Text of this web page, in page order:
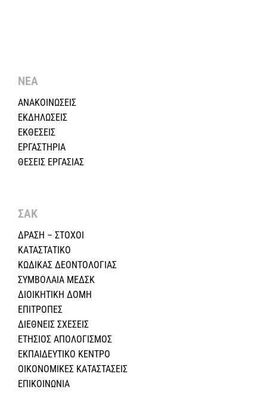
ΝΕΑ
ΑΝΑΚΟΙΝΩΣΕΙΣ
ΕΚΔΗΛΩΣΕΙΣ
ΕΚΘΕΣΕΙΣ
ΕΡΓΑΣΤΗΡΙΑ
ΘΕΣΕΙΣ ΕΡΓΑΣΙΑΣ
ΣΑΚ
ΔΡΑΣΗ – ΣΤΟΧΟΙ
ΚΑΤΑΣΤΑΤΙΚΟ
ΚΩΔΙΚΑΣ ΔΕΟΝΤΟΛΟΓΙΑΣ
ΣΥΜΒΟΛΑΙΑ ΜΕΔΣΚ
ΔΙΟΙΚΗΤΙΚΗ ΔΟΜΗ
ΕΠΙΤΡΟΠΕΣ
ΔΙΕΘΝΕΙΣ ΣΧΕΣEIΣ
ΕΤΗΣΙΟΣ ΑΠΟΛΟΓΙΣΜΟΣ
ΕΚΠΑΙΔΕΥΤΙΚΟ ΚΕΝΤΡΟ
ΟΙΚΟΝΟΜΙΚΕΣ ΚΑΤΑΣΤΑΣΕΙΣ
ΕΠΙΚΟΙΝΩΝΙΑ